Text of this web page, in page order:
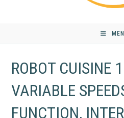
ROBOT CUISINE
VARIABLE
FUNCTION,